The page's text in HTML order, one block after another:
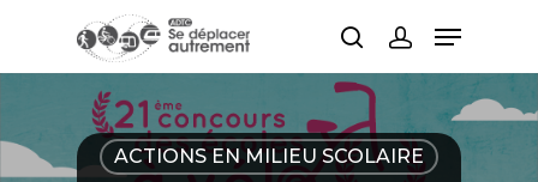
Hit enter to search or ESC to close
ACTIONS EN MILIEU SCOLAIRE